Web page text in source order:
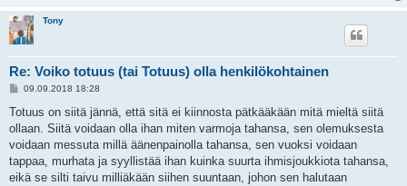
Tony
Re: Voiko totuus (tai Totuus) olla henkilökohtainen
V
e
t
i
09.09.2018 18:28
Totuus on siitä jännä, että sitä ei kiinnosta pätkääkään mitä mieltä siitä
ollaan. Siitä voidaan olla ihan miten varmoja tahansa, sen olemuksesta
voidaan messuta millä äänenpainolla tahansa, sen vuoksi voidaan
tappaa, murhata ja syyllistää ihan kuinka suurta ihmisjoukkiota tahansa,
eikä se silti taivu milliäkään siihen suuntaan, johon sen halutaan